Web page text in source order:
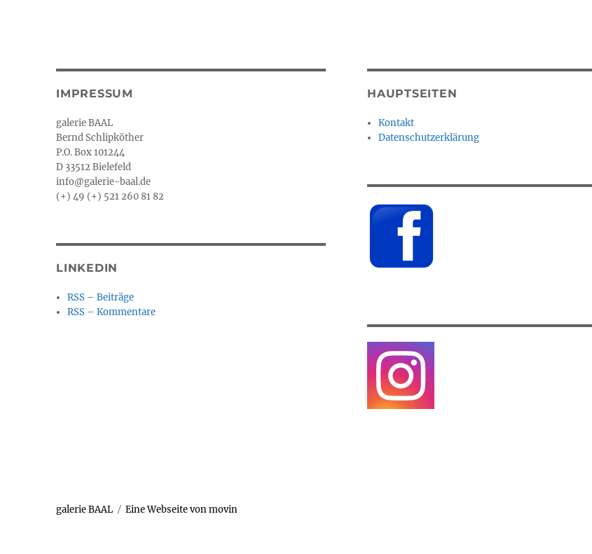
IMPRESSUM
galerie BAAL
Bernd Schlipköther
P.O. Box 101244
D 33512 Bielefeld
info@galerie-baal.de
(+) 49 (+) 521 260 81 82
LINKEDIN
RSS – Beiträge
RSS – Kommentare
HAUPTSEITEN
Kontakt
Datenschutzerklärung
galerie BAAL Eine Webseite von movin